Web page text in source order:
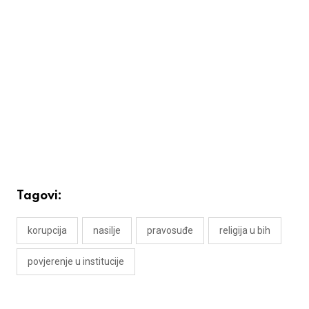
Tagovi:
korupcija nasilje pravosuđe religija u bih
povjerenje u institucije